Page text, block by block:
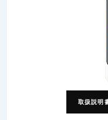
取扱説明